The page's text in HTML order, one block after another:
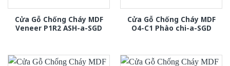
Cửa Gỗ Chống Cháy MDF
Veneer P1R2 ASH-a-SGD
Cửa Gỗ Chống Cháy MDF
O4-C1 Phào chi-a-SGD